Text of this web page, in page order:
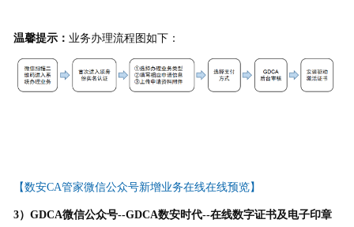
温馨提示： 业务办理流程图如下：
【数安CA管家微信公众号新增业务在线在线预览】
3）GDCA微信公众号--GDCA数安时代--在线数字证书及电子印章